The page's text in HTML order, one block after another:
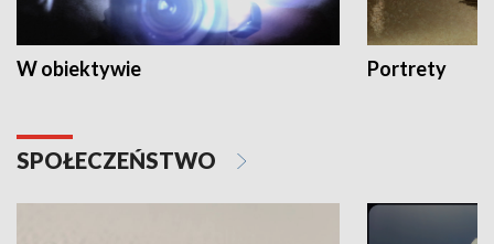
W obiektywie Portrety
SPOŁECZEŃSTWO